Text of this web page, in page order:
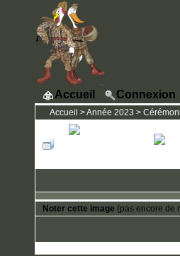
Accueil Connexion
Accueil >Année 2023 >
Noter cette image (pas encore de